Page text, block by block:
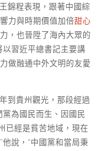
錦程表現，跟著中國綜
力與時期價值加倍甜心
，也晉陞了海內大眾的
習近平總書記主要講
做融通中外文明的友愛
到貴州觀光，那段經過
為國民而生、因國民
已經是貧苦地域，現在
說，“中國黨和當局秉